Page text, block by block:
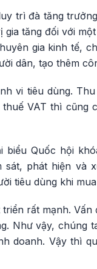
trì đà tăng
tăng đối với
gia kinh tế,
dân, tạo thêm
vi tiêu dùng.
VAT thì cũng
Quốc hội
sát, phát hiện và
tiêu dùng khi
rất mạnh.
Như vậy, chúng
doanh. Vậy thì